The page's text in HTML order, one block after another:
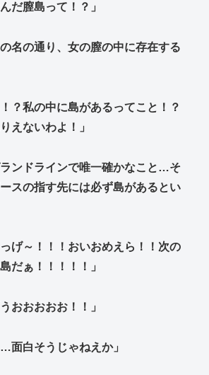
だ膣島って！？」
名の通り、女の膣の中に存在する
？私の中に島があるってこと！？
えないわよ！」
ンドラインで唯一確かなこと…そ
スの指す先には必ず島があるとい
げ～！！！おいおめえら！！次の
だぁ！！！！！」
おおおおお！！」
面白そうじゃねえか」